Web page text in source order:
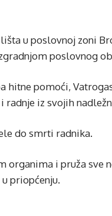
u poslovnoj zoni
poslovnog
hitne pomoći,
iz svojih
do smrti radnika.
organima i pruža sve
priopćenju.